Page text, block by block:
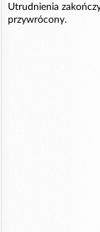
Utrudnienia
przywrócony.